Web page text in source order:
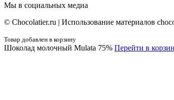
Мы в социальных медиа
© Сhocolatier.ru | Использование материалов
Товар добавлен в корзину
Шоколад молочный Mulata 75% Перейти в